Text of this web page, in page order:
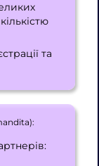
та